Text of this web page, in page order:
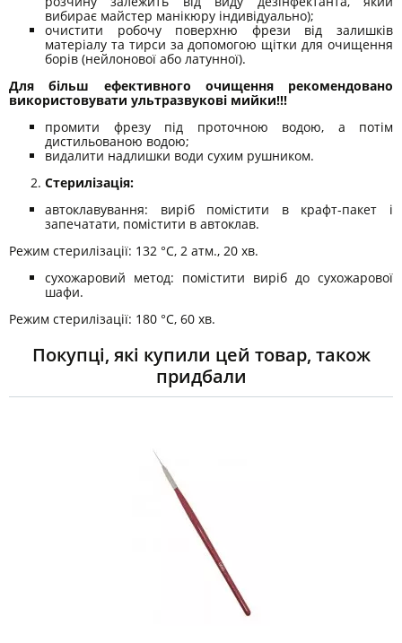
вибирає майстер манікюру індивідуально);
очистити робочу поверхню фрези від залишків
матеріалу та тирси за допомогою щітки для очищення
борів (нейлонової або латунної).
Для більш ефективного очищення рекомендовано
використовувати ультразвукові мийки!!!
промити фрезу під проточною водою, а потім
дистильованою водою;
видалити надлишки води сухим рушником.
Стерилізація:
автоклавування: виріб помістити в крафт-пакет і
запечатати, помістити в автоклав.
Режим стерилізації: 132 °C, 2 атм., 20 хв.
сухожаровий метод: помістити виріб до сухожарової
шафи.
Режим стерилізації: 180 °C, 60 хв.
Покупці, які купили цей товар, також
придбали